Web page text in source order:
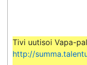
http://